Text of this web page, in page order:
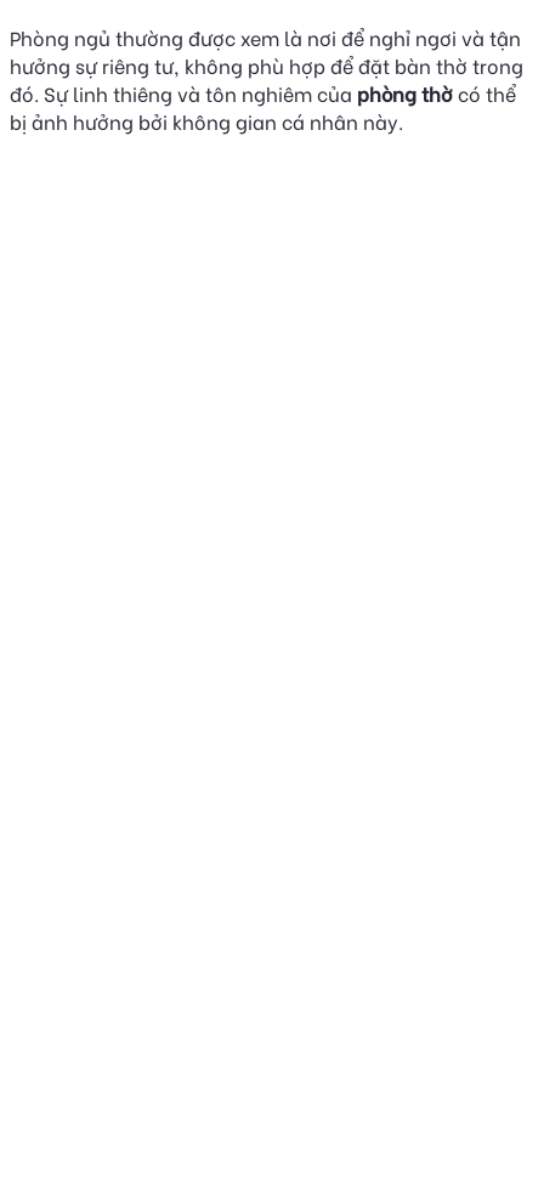
Phòng ngủ thường được xem là nơi để nghỉ ngơi và tận
hưởng sự riêng tư, không phù hợp để đặt bàn thờ trong
đó. Sự linh thiêng và tôn nghiêm của phòng thờcó thể
bị ảnh hưởng bởi không gian cá nhân này.